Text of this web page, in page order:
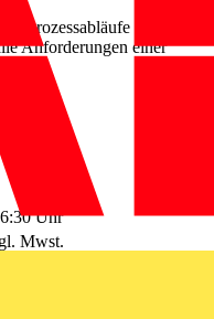
Prozessabläufe
Anforderungen einer
Uhr
Mwst.